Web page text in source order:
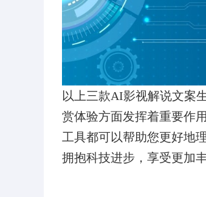
以上三款AI影视解说文案
赏体验方面发挥着重要作
工具都可以帮助您更好地
拥抱科技进步，享受更加